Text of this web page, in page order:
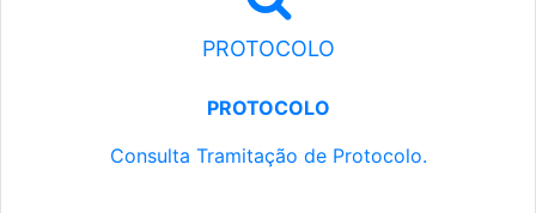
PROTOCOLO
PROTOCOLO
Consulta Tramitação de Protocolo.